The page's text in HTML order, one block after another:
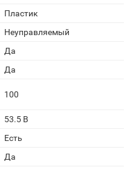
Пластик
Неуправляемый
Да
Да
100
53.5 В
Есть
Да